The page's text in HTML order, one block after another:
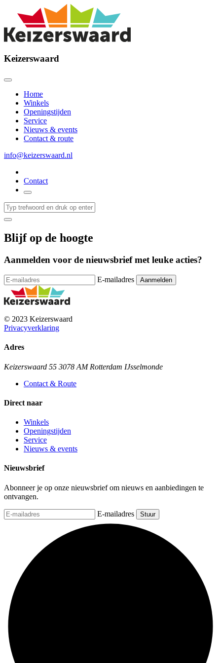
Keizerswaard
Home
Winkels
Openingstijden
Service
Nieuws & events
Contact & route
info@keizerswaard.nl
Contact
Blijf op de hoogte
Aanmelden voor de nieuwsbrief met leuke acties?
E-mailadres
© 2023 Keizerswaard
Privacyverklaring
Adres
Keizerswaard 55 3078 AM Rotterdam IJsselmonde
Contact & Route
Direct naar
Winkels
Openingstijden
Service
Nieuws & events
Nieuwsbrief
Abonneer je op onze nieuwsbrief om nieuws en aanbiedingen te
ontvangen.
E-mailadres